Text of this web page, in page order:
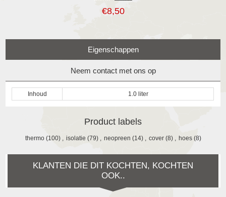
€8,50
Eigenschappen
Neem contact met ons op
Inhoud 1.0 liter
Product labels
thermo (100) isolatie (79) neopreen (14) cover (8) hoes (8)
KLANTEN DIE DIT KOCHTEN, KOCHTEN
OOK..